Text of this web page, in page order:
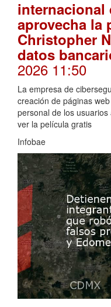
internacional
aprovecha la
Christopher
datos
2026 11:50
La empresa de
creación de páginas
personal de los
ver la película gratis
Infobae